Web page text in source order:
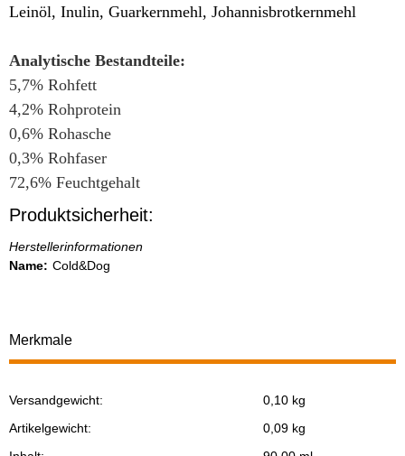
Leinöl, Inulin, Guarkernmehl, Johannisbrotkernmehl
Analytische Bestandteile:
5,7% Rohfett
4,2% Rohprotein
0,6% Rohasche
0,3% Rohfaser
72,6% Feuchtgehalt
Produktsicherheit:
Herstellerinformationen
Name: Cold&Dog
Merkmale
Produkteigenschaft
Wert
Versandgewicht:
0,10 kg
Artikelgewicht:
0,09 kg